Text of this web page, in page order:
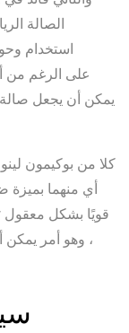
الصالة
استخدام
يمكن أن يجعل صالة
كلا من بوكيمون
أي منهما بميزة
، وهو أمر